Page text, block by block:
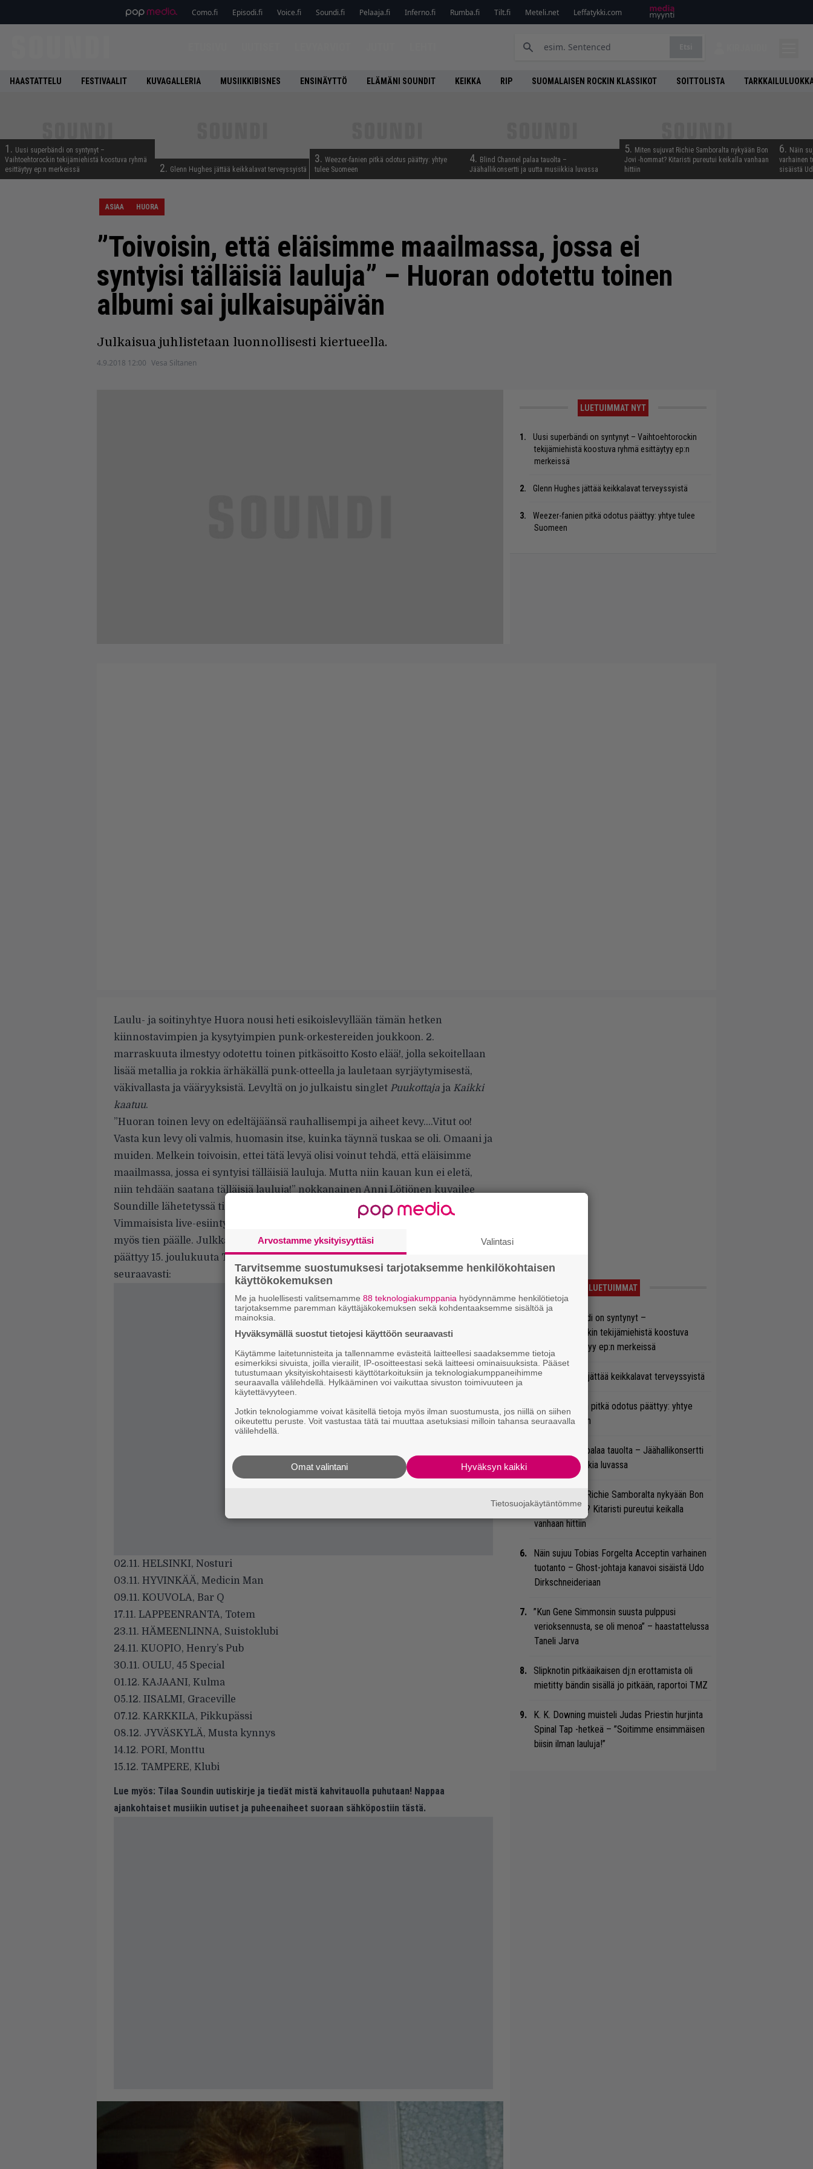
Como.fi Episodi.fi Voice.fi Soundi.fi Pelaaja.fi Inferno.fi Rumba.fi Tilt.fi Meteli.net Leffatykki.com
HAASTATTELU FESTIVAALIT KUVAGALLERIA MUSIIKKIBISNES ENSINÄYTTÖ ELÄMÄNI SOUNDIT KEIKKA RIP SUOMALAISEN ROCKIN KLASSIKOT SOITTOLISTA
1. Uusi superbändi on syntynyt –
Vaihtoehtorockin tekijämiehistä koostuva ryhmä
esittäytyy ep:n merkeissä
2. Glenn Hughes jättää keikkalavat terveyssyistä
3. Weezer-fanien pitkä odotus päättyy: yhtye
tulee Suomeen
4. Blind Channel palaa tauolta –
Jäähallikonsertti ja uutta musiikkia luvassa
5. Miten sujuvat Richie Samboralta nykyään Bon
Jovi -hommat? Kitaristi pureutui keikalla vanhaan
hittiin
6. Näin
varhainen
sisäistä
ASIAA HUORA
”Toivoisin, että eläisimme maailmassa, jossa ei
syntyisi tälläisiä lauluja” – Huoran odotettu toinen
albumi sai julkaisupäivän
Julkaisua juhlistetaan luonnollisesti kiertueella.
4.9.2018 12:00 Vesa Siltanen
LUETUIMMAT NYT
Uusi superbändi on syntynyt – Vaihtoehtorockin
tekijämiehistä koostuva ryhmä esittäytyy ep:n
merkeissä
Glenn Hughes jättää keikkalavat terveyssyistä
Weezer-fanien pitkä odotus päättyy: yhtye tulee
Suomeen
Laulu- ja soitinyhtye Huora nousi heti esikoislevyllään tämän hetken
kiinnostavimpien ja kysytyimpien punk-orkestereiden joukkoon. 2.
marraskuuta ilmestyy odotettu toinen pitkäsoitto Kosto elää!, jolla sekoitellaan
lisää metallia ja rokkia ärhäkällä punk-otteella ja lauletaan syrjäytymisestä,
väkivallasta ja vääryyksistä. Levyltä on jo julkaistu singlet Puukottaja ja Kaikki
kaatuu.
”Huoran toinen levy on edeltäjäänsä rauhallisempi ja aiheet kevy….Vitut oo!
Vasta kun levy oli valmis, huomasin itse, kuinka täynnä tuskaa se oli. Omaani ja
muiden. Melkein toivoisin, ettei tätä levyä olisi voinut tehdä, että eläisimme
maailmassa, jossa ei syntyisi tälläisiä lauluja. Mutta niin kauan kun ei eletä,
niin tehdään saatana tälläisiä lauluja!” nokkanainen Anni Lötjönen kuvailee
Soundille lähetetyssä tiedotteessa.
Vimmaisista live-esiintymisistään tunnettu Huora lähtee uuden levyn myötä
myös tien päälle. Julkkarikiertue alkaa 2. marraskuuta Helsingin Nosturista ja
päättyy 15. joulukuuta Tampereen Klubille. Kokonaisuudessaan kiertue etenee
seuraavasti:
02.11. HELSINKI, Nosturi
03.11. HYVINKÄÄ, Medicin Man
09.11. KOUVOLA, Bar Q
17.11. LAPPEENRANTA, Totem
23.11. HÄMEENLINNA, Suistoklubi
24.11. KUOPIO, Henry’s Pub
30.11. OULU, 45 Special
01.12. KAJAANI, Kulma
05.12. IISALMI, Graceville
07.12. KARKKILA, Pikkupässi
08.12. JYVÄSKYLÄ, Musta kynnys
14.12. PORI, Monttu
15.12. TAMPERE, Klubi
Lue myös: Tilaa Soundin uutiskirje ja tiedät mistä kahvitauolla puhutaan! Nappaa
ajankohtaiset musiikin uutiset ja puheenaiheet suoraan sähköpostiin tästä.
LUETUIMMAT
Uusi superbändi on syntynyt –
Vaihtoehtorockin tekijämiehistä koostuva
ryhmä esittäytyy ep:n merkeissä
Glenn Hughes jättää keikkalavat terveyssyistä
Weezer-fanien pitkä odotus päättyy: yhtye
tulee Suomeen
Blind Channel palaa tauolta – Jäähallikonsertti
ja uutta musiikkia luvassa
Miten sujuvat Richie Samboralta nykyään Bon
Jovi -hommat? Kitaristi pureutui keikalla
vanhaan hittiin
Näin sujuu Tobias Forgelta Acceptin varhainen
tuotanto – Ghost-johtaja kanavoi sisäistä Udo
Dirkschneideriaan
”Kun Gene Simmonsin suusta pulppusi
verioksennusta, se oli menoa” – haastattelussa
Taneli Jarva
Slipknotin pitkäaikaisen dj:n erottamista oli
mietitty bändin sisällä jo pitkään, raportoi TMZ
K. K. Downing muisteli Judas Priestin hurjinta
Spinal Tap -hetkeä – ”Soitimme ensimmäisen
biisin ilman lauluja!”
Arvostamme yksityisyyttäsi Valintasi
Tarvitsemme suostumuksesi tarjotaksemme henkilökohtaisen
käyttökokemuksen
Me ja huolellisesti valitsemamme 88 teknologiakumppania hyödynnämme henkilötietoja
tarjotaksemme paremman käyttäjäkokemuksen sekä kohdentaaksemme sisältöä ja
mainoksia.
Hyväksymällä suostut tietojesi käyttöön seuraavasti
Käytämme laitetunnisteita ja tallennamme evästeitä laitteellesi saadaksemme tietoja
esimerkiksi sivuista, joilla vierailit, IP-osoitteestasi sekä laitteesi ominaisuuksista. Pääset
tutustumaan yksityiskohtaisesti käyttötarkoituksiin ja teknologiakumppaneihimme
seuraavalla välilehdellä. Hylkääminen voi vaikuttaa sivuston toimivuuteen ja
käytettävyyteen.
Jotkin teknologiamme voivat käsitellä tietoja myös ilman suostumusta, jos niillä on siihen
oikeutettu peruste. Voit vastustaa tätä tai muuttaa asetuksiasi milloin tahansa seuraavalla
välilehdellä.
Hyväksyn kaikki
Omat valintani
Tietosuojakäytäntömme